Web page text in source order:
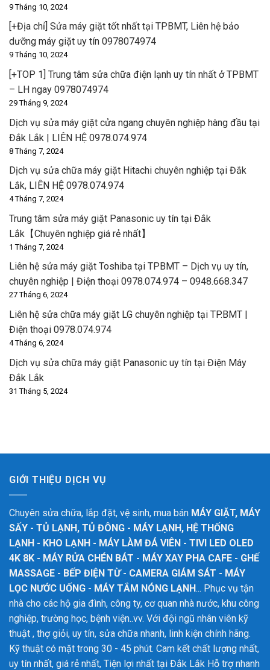
9 Tháng 10, 2024
[+Địa chỉ] Sửa máy giặt tốt nhất tại TPBMT, Liên hệ bảo
dưỡng máy giặt uy tín 0978074974
9 Tháng 10, 2024
[+TOP 1] Trung tâm sửa chữa điện lạnh uy tín nhất ở TPBMT
– LH ngay 0978074974
29 Tháng 9, 2024
Dịch vụ sửa máy giặt cửa ngang chuyên nghiệp hàng đầu tại
Đắk Lắk | LIÊN HỆ 0978.074.974
8 Tháng 7, 2024
Dịch vụ sửa chữa máy giặt Hitachi chuyên nghiệp tại Đắk
Lắk, LIÊN HỆ 0978.074.974
4 Tháng 7, 2024
Trung tâm sửa máy giặt Panasonic uy tín tại Đắk
Lắk【Chuyên nghiệp giá rẻ nhất】
1 Tháng 7, 2024
Liên hệ sửa máy giặt Toshiba tại TPBMT – Dịch vụ uy tín,
chuyên nghiệp | Điện thoại 0978.074.974 – 0948.668.347
27 Tháng 6, 2024
Liên hệ sửa chữa máy giặt LG chuyên nghiệp tại TP.BMT |
Điện thoại 0978.074.974
4 Tháng 6, 2024
Dịch vụ sửa chữa máy giặt Panasonic uy tín tại Điện Máy
Đắk Lắk
31 Tháng 5, 2024
GIỚI THIỆU DỊCH VỤ
Chuyên sửa chữa, lắp đặt, vệ sinh, mua bán MÁY GIẶT, MÁY
SẤY - TỦ LẠNH, TỦ ĐÔNG - MÁY LẠNH, HỆ THỐNG
LẠNH - KHO LẠNH - MÁY LÀM ĐÁ VIÊN - TIVI LED OLED
4K 8K - MÁY RỬA CHÉN BÁT - MÁY XAY PHA CAFE - GHẾ
MASSAGE - BẾP ĐIỆN TỪ - CAMERA GIÁM SÁT - MÁY
LỌC NƯỚC UỐNG - MÁY TẮM NÓNG LẠNH... Phục vụ tận
nhà cho các hộ gia đình, công ty, cơ quan nhà nước, khu công
nghiệp, trường học, bệnh viện..vv. Với đội ngũ nhân viên kỹ
thuật , thợ giỏi, uy tín, sửa chữa nhanh, linh kiện chính hãng.
Kỹ thuật có mặt trong 30 - 45 phút. Cam kết chất lượng nhất,
uy tín nhất, giá rẻ nhất, Tiện lợi nhất tại Đắk Lắk Hỗ trợ nhanh